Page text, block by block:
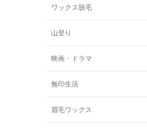
ワックス脱毛
山登り
映画・ドラマ
無印生活
眉毛ワックス